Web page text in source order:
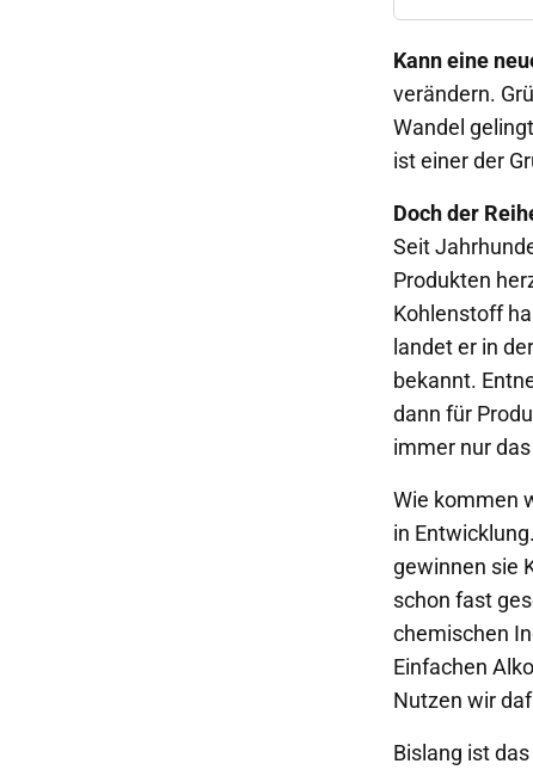
Kann eine
verändern.
Wandel
ist einer der
Doch der
Seit
Produkten
Kohlenstoff
landet er in
bekannt.
dann für
immer nur
Wie kommen
in
gewinnen sie
schon fast
chemischen
Einfachen
Nutzen wir
Bislang ist